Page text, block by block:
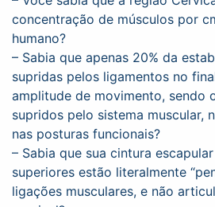
concentração de músculos por
humano?
– Sabia que apenas 20% da
supridas pelos ligamentos no
amplitude de movimento, sendo
supridos pelo sistema muscular,
nas posturas funcionais?
– Sabia que sua cintura
superiores estão literalmente
ligações musculares, e não